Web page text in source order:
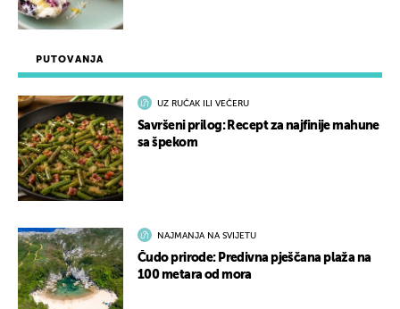
PUTOVANJA
UZ RUČAK ILI VEČERU
Savršeni prilog: Recept za najfinije mahune
sa špekom
NAJMANJA NA SVIJETU
Čudo prirode: Predivna pješčana plaža na
100 metara od mora